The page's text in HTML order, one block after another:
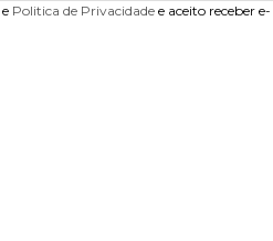
e Politica de Privacidade e aceito receber e-